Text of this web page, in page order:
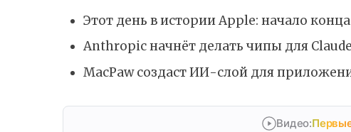
Этот день в истории Apple: начало
Anthropic начнёт делать чипы для Claude
MacPaw создаст ИИ-слой для
Видео: